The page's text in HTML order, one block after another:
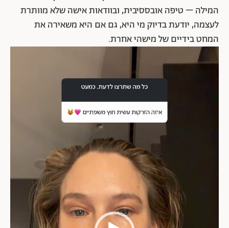
המילה – טיפה אובססיבית, ובוודאות אישה שלא מוותרת
לעצמה, יודעת בדיוק מי היא, גם אם היא משאירה את
המחט בידיים של מישהי אחרת.
וידאו